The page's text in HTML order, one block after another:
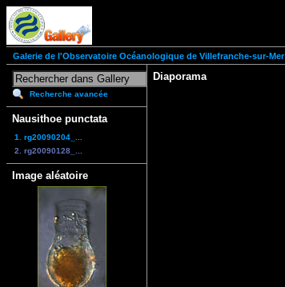
Galerie de l'Observatoire Océanologique de Villefranche-sur-Mer
Recherche avancée
Nausithoe punctata
1. rg20090204_...
2. rg20090128_...
Image aléatoire
Diaporama